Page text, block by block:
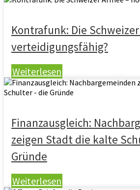
Kontrafunk: Die
verteidigungsfähig?
Weiterlesen
Finanzausgleich:
zeigen Stadt die kalte
Gründe
Weiterlesen